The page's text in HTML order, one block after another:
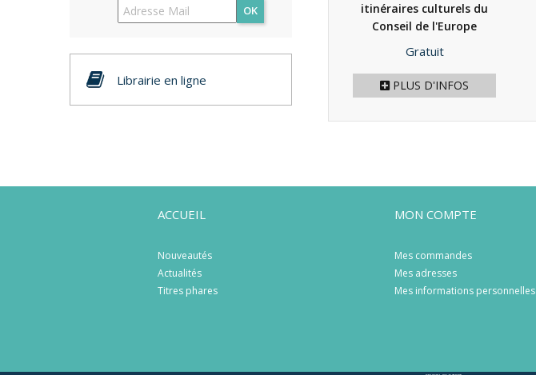
OK
Librairie en ligne
itinéraires culturels du
Conseil de l'Europe
Prix
Gratuit
PLUS D'INFOS
ACCUEIL
Nouveautés
Actualités
Titres phares
MON COMPTE
Mes commandes
Mes adresses
Mes informations personnelles